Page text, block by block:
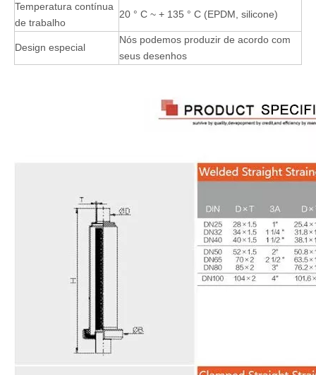
Temperatura contínua
de trabalho
20 ° C ~ + 135 ° C (EPDM, silicone)
Design especial
Nós podemos produzir de acordo com
seus desenhos